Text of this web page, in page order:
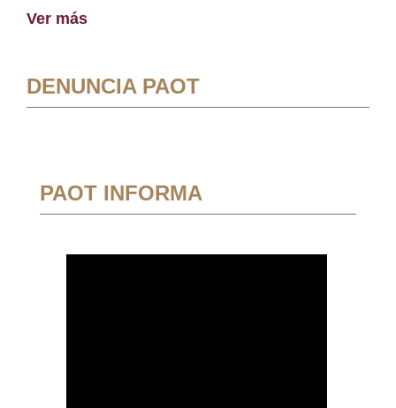
Ver más
DENUNCIA PAOT
PAOT INFORMA